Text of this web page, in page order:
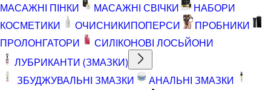
МАСАЖНІ ПІНКИ
МАСАЖНІ СВІЧКИ
НАБОРИ
КОСМЕТИКИ
ОЧИСНИКИПОПЕРСИ
ПРОБНИКИ
ПРОЛОНГАТОРИ
СИЛІКОНОВІ ЛОСЬЙОНИ
ЛУБРИКАНТИ (ЗМАЗКИ)
ЗБУДЖУВАЛЬНІ ЗМАЗКИ
АНАЛЬНІ ЗМАЗКИ